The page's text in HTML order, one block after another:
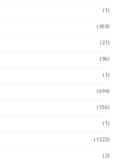
(1)
(959)
(27)
(96)
(1)
(694)
(156)
(1)
(1222)
(2)